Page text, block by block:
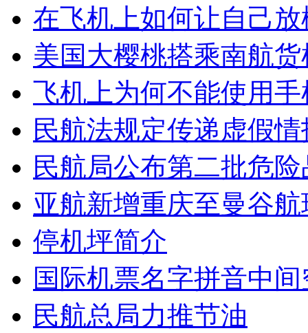
在飞机上如何让自己放
美国大樱桃搭乘南航
飞机上为何不能使用手
民航法规定传递虚假
民航局公布第二批危
亚航新增重庆至曼谷
停机坪简介
国际机票名字拼音中
民航总局力推节油